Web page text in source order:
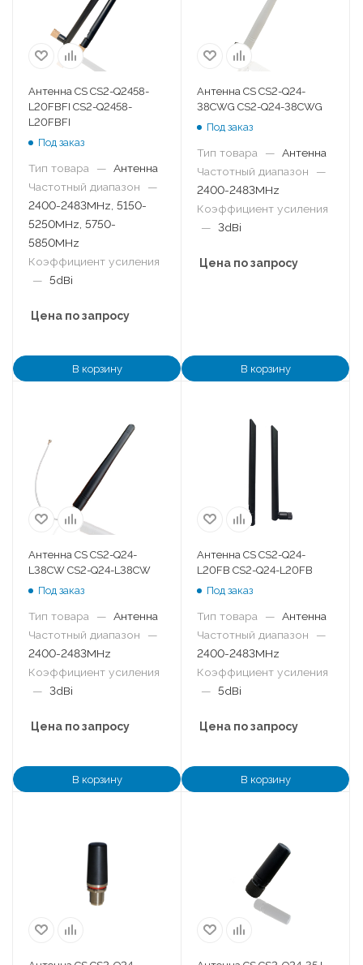
Антенна CS CS2-Q2458-
L20FBFI CS2-Q2458-
L20FBFI
Под заказ
Тип товара — Антенна
Частотный диапазон
—
2400-2483MHz, 5150-
5250MHz, 5750-
5850MHz
Коэффициент усиления
— 5dBi
Цена по запросу
В корзину
Антенна CS CS2-Q24-
38CWG CS2-Q24-38CWG
Под заказ
Тип товара — Антенна
Частотный диапазон
—
2400-2483MHz
Коэффициент усиления
— 3dBi
Цена по запросу
В корзину
Антенна CS CS2-Q24-
L38CW CS2-Q24-L38CW
Под заказ
Тип товара — Антенна
Частотный диапазон
—
2400-2483MHz
Коэффициент усиления
— 3dBi
Цена по запросу
В корзину
Антенна CS CS2-Q24-
L20FB CS2-Q24-L20FB
Под заказ
Тип товара — Антенна
Частотный диапазон
—
2400-2483MHz
Коэффициент усиления
— 5dBi
Цена по запросу
В корзину